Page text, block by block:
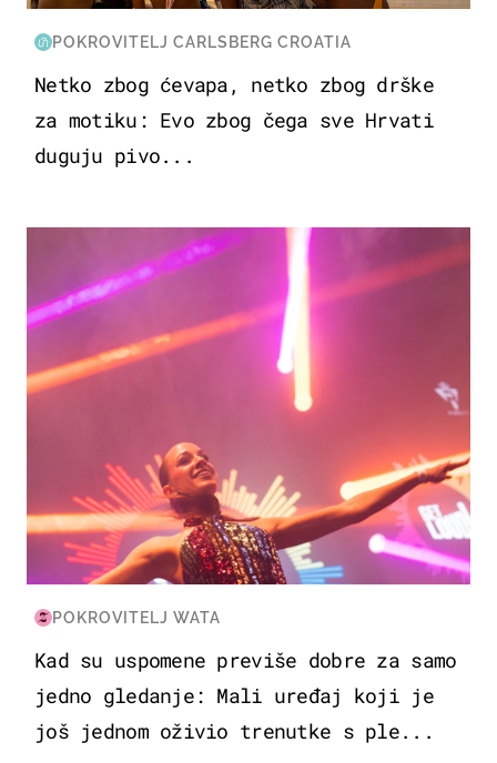
POKROVITELJ CARLSBERG CROATIA
Netko zbog ćevapa, netko zbog drške
za motiku: Evo zbog čega sve Hrvati
duguju pivo...
KULTURA & ZABAVA
POKROVITELJ WATA
Kad su uspomene previše dobre za samo
jedno gledanje: Mali uređaj koji je
još jednom oživio trenutke s ple...